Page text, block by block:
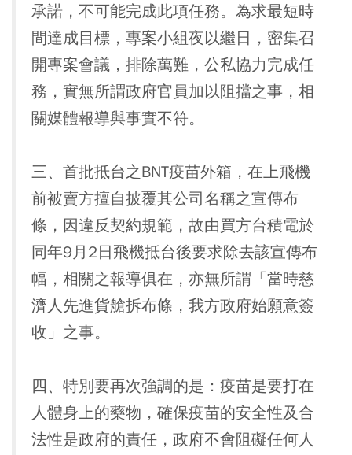
承諾，不可能完成此項任務。為求最短時
間達成目標，專案小組夜以繼日，密集召
開專案會議，排除萬難，公私協力完成任
務，實無所謂政府官員加以阻擋之事，相
關媒體報導與事實不符。
三、首批抵台之BNT疫苗外箱，在上飛機
前被賣方擅自披覆其公司名稱之宣傳布
條，因違反契約規範，故由買方台積電於
同年9月2日飛機抵台後要求除去該宣傳布
幅，相關之報導俱在，亦無所謂「當時慈
濟人先進貨艙拆布條，我方政府始願意簽
收」之事。
四、特別要再次強調的是：疫苗是要打在
人體身上的藥物，確保疫苗的安全性及合
法性是政府的責任，政府不會阻礙任何人